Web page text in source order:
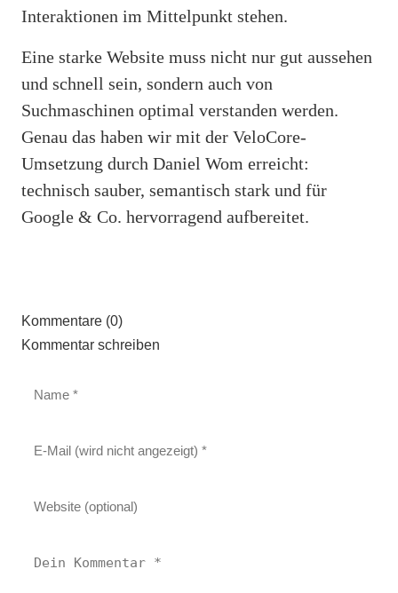
Interaktionen im Mittelpunkt stehen.
Eine starke Website muss nicht nur gut aussehen
und schnell sein, sondern auch von
Suchmaschinen optimal verstanden werden.
Genau das haben wir mit der VeloCore-
Umsetzung durch Daniel Wom erreicht:
technisch sauber, semantisch stark und für
Google & Co. hervorragend aufbereitet.
Kommentare (0)
Kommentar schreiben